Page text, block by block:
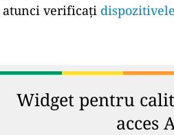
atunci verificați
Widget pentru
acces